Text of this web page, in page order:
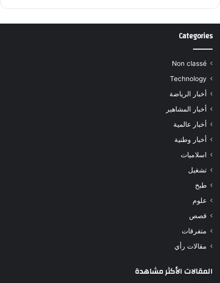
Categories
Non classé
Technology
أخبار الرياضة
أخبار المشاهير
أخبار عالمية
أخبار وطنية
اسلاميات
تشغيل
طبخ
علوم
قصص
متفرقات
مقالات رأي
المقالات الأكثر مشاهدة